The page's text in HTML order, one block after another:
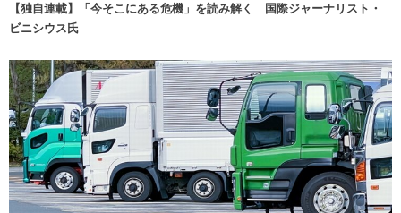
【独自連載】「今そこにある危機」を読み解く 国際ジャーナリスト・
ビニシウス氏